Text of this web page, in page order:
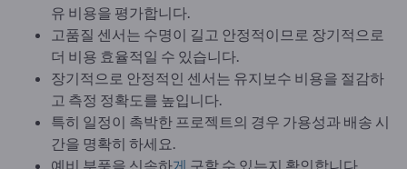
유 비용을 평가합니다.
고품질 센서는 수명이 길고 안정적이므로 장기적으로
더 비용 효율적일 수 있습니다.
장기적으로 안정적인 센서는 유지보수 비용을 절감하
고 측정 정확도를 높입니다.
특히 일정이 촉박한 프로젝트의 경우 가용성과 배송 시
간을 명확히 하세요.
예비 부품을 신속하게 구할 수 있는지 확인합니다.